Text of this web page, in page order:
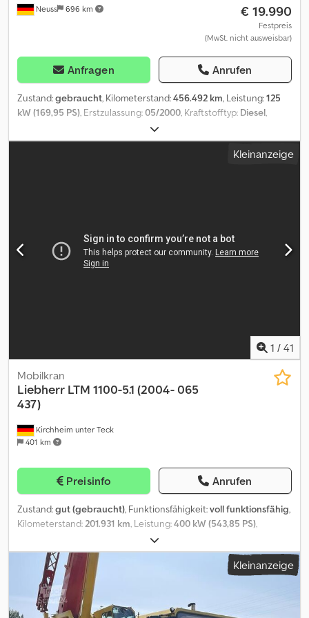
Neuss 696 km € 19.990
Festpreis
(MwSt. nicht ausweisbar)
Anfragen Anrufen
Zustand:gebraucht, Kilometerstand:456.492 km, Leistung:125
kW (169,95 PS) , Erstzulassung:05/2000 , Kraftstofftyp: Diesel
, Farbe:Grün
Anzahl der Sitzplätze:2, Ausstattung:Kran, * Fernbedienung * 28
Meter Förderhöhe * Max Tragfähigkeit : 500Kg * Klaas aufbau *
Kleinanzeige
1 / 41
Kirchheim unter Teck
401 km
Mobilkran
Liebherr LTM 1100-5.1 (2004- 065
437)
Preisinfo Anrufen
Zustand:gut (gebraucht), Funktionsfähigkeit:voll funktionsfähig,
Kilometerstand:201.931 km, Leistung:400 kW (543,85 PS),
, Kraftstofftyp:
Gesamtgewicht:60.000 kg, Reifengröße:445/95 R25, Achsen-
Konfiguration:
10x8, Erstzulassung:
, Emissionsklasse:
Euro3, Baujahr: 2004
Maschinen-/Fahrzeugnummer:
Ausstattung:ABS, Allradantrieb, Differentialsperre, Kran
Kleinanzeige